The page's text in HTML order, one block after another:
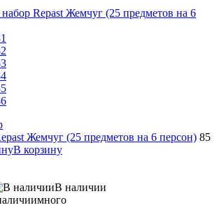
Жемчуг (25 предметов на 6 персон) 85
В корзину
В наличии
много